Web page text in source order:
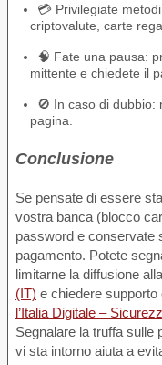
💳 Privilegiate
criptovalute, carte
🧠 Fate una pausa:
mittente e chiedete il
🚫 In caso di dubbio:
pagina.
Conclusione
Se pensate di essere
vostra banca (blocco
password e conservate
pagamento. Potete
limitarne la diffusione alla
(IT) e chiedere
l’Italia Digitale –
Segnalare la truffa sulle
vi sta intorno aiuta a